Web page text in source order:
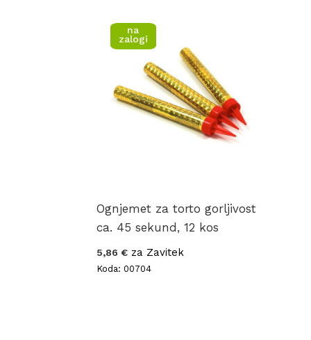
na
zalogi
Ognjemet za torto gorljivost
ca. 45 sekund, 12 kos
5,86 € za Zavitek
Koda: 00704